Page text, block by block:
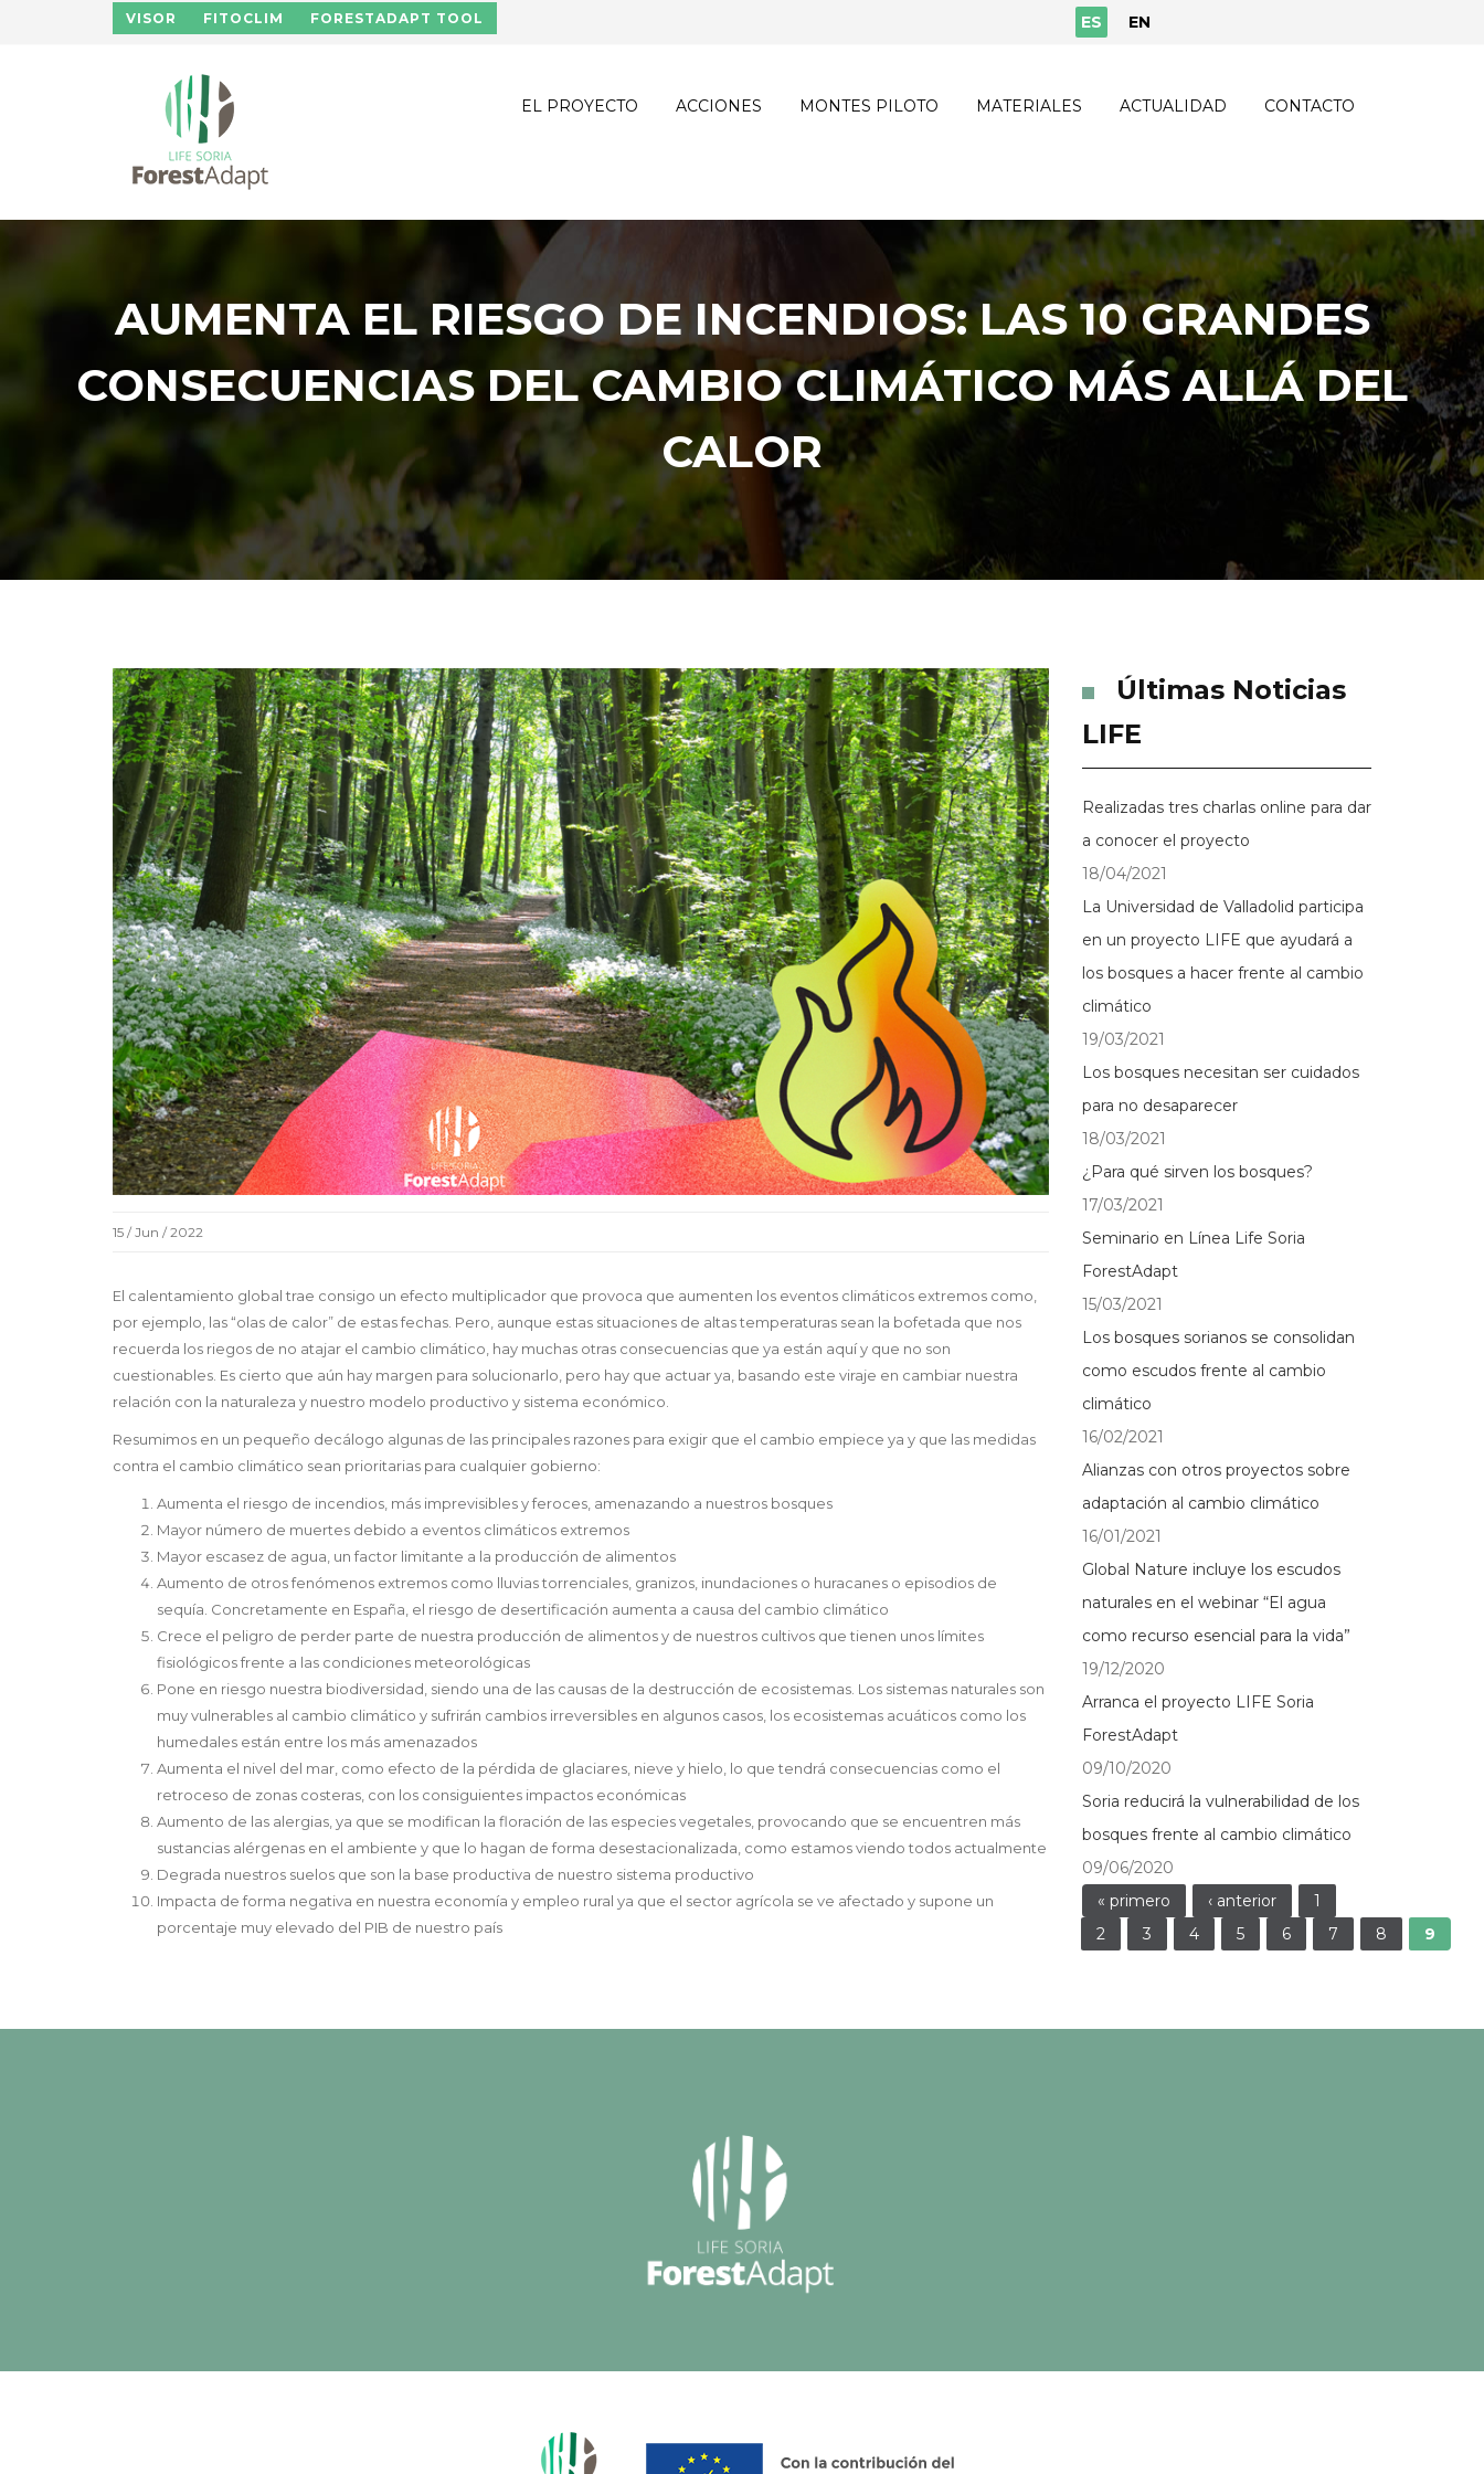
Pasar al contenido principal
VISOR FITOCLIM FORESTADAPT TOOL ES EN
EL PROYECTO ACCIONES MONTES PILOTO MATERIALES ACTUALIDAD CONTACTO
AUMENTA EL RIESGO DE INCENDIOS: LAS 10 GRANDES
CONSECUENCIAS DEL CAMBIO CLIMÁTICO MÁS ALLÁ DEL
CALOR
15 / Jun / 2022
El calentamiento global trae consigo un efecto multiplicador que provoca que aumenten los eventos climáticos extremos como,
por ejemplo, las “olas de calor” de estas fechas. Pero, aunque estas situaciones de altas temperaturas sean la bofetada que nos
recuerda los riegos de no atajar el cambio climático, hay muchas otras consecuencias que ya están aquí y que no son
cuestionables. Es cierto que aún hay margen para solucionarlo, pero hay que actuar ya, basando este viraje en cambiar nuestra
relación con la naturaleza y nuestro modelo productivo y sistema económico.
Resumimos en un pequeño decálogo algunas de las principales razones para exigir que el cambio empiece ya y que las medidas
contra el cambio climático sean prioritarias para cualquier gobierno:
Aumenta el riesgo de incendios, más imprevisibles y feroces, amenazando a nuestros bosques
Mayor número de muertes debido a eventos climáticos extremos
Mayor escasez de agua, un factor limitante a la producción de alimentos
Aumento de otros fenómenos extremos como lluvias torrenciales, granizos, inundaciones o huracanes o episodios de
sequía. Concretamente en España, el riesgo de desertificación aumenta a causa del cambio climático
Crece el peligro de perder parte de nuestra producción de alimentos y de nuestros cultivos que tienen unos límites
fisiológicos frente a las condiciones meteorológicas
Pone en riesgo nuestra biodiversidad, siendo una de las causas de la destrucción de ecosistemas. Los sistemas naturales son
muy vulnerables al cambio climático y sufrirán cambios irreversibles en algunos casos, los ecosistemas acuáticos como los
humedales están entre los más amenazados
Aumenta el nivel del mar, como efecto de la pérdida de glaciares, nieve y hielo, lo que tendrá consecuencias como el
retroceso de zonas costeras, con los consiguientes impactos económicas
Aumento de las alergias, ya que se modifican la floración de las especies vegetales, provocando que se encuentren más
sustancias alérgenas en el ambiente y que lo hagan de forma desestacionalizada, como estamos viendo todos actualmente
Degrada nuestros suelos que son la base productiva de nuestro sistema productivo
Impacta de forma negativa en nuestra economía y empleo rural ya que el sector agrícola se ve afectado y supone un
porcentaje muy elevado del PIB de nuestro país
Últimas Noticias
LIFE
Realizadas tres charlas online para dar
a conocer el proyecto
18/04/2021
La Universidad de Valladolid participa
en un proyecto LIFE que ayudará a
los bosques a hacer frente al cambio
climático
19/03/2021
Los bosques necesitan ser cuidados
para no desaparecer
18/03/2021
¿Para qué sirven los bosques?
17/03/2021
Seminario en Línea Life Soria
ForestAdapt
15/03/2021
Los bosques sorianos se consolidan
como escudos frente al cambio
climático
16/02/2021
Alianzas con otros proyectos sobre
adaptación al cambio climático
16/01/2021
Global Nature incluye los escudos
naturales en el webinar “El agua
como recurso esencial para la vida”
19/12/2020
Arranca el proyecto LIFE Soria
ForestAdapt
09/10/2020
Soria reducirá la vulnerabilidad de los
bosques frente al cambio climático
09/06/2020
Páginas
« primero ‹ anterior
1
2
3 4 5 6 7 8 9